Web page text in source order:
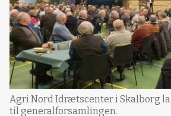
Agri Nord Idrætscenter i Skalborg
til generalforsamlingen.